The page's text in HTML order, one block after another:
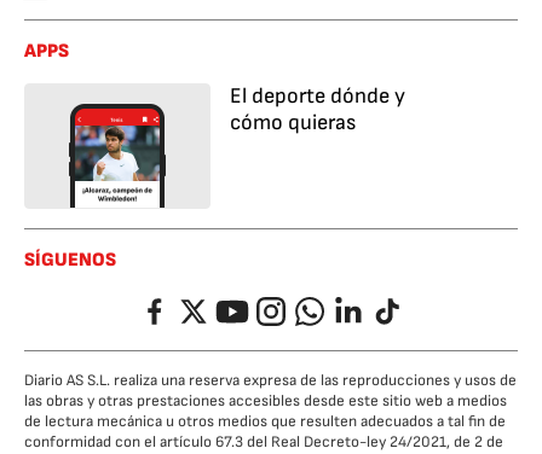
APPS
El deporte dónde y
cómo quieras
SÍGUENOS
FacebookTwitterYouTubeInstagramWhatsappLinkedIn
TikTok
Diario AS S.L. realiza una reserva expresa de las reproducciones y usos de
las obras y otras prestaciones accesibles desde este sitio web a medios
de lectura mecánica u otros medios que resulten adecuados a tal fin de
conformidad con el artículo 67.3 del Real Decreto-ley 24/2021, de 2 de